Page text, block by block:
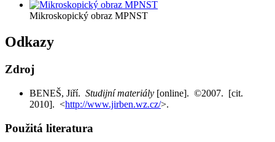
Mikroskopický obraz MPNST
Odkazy
Zdroj
BENEŠ, Jiří. Studijní materiály [online]. ©2007. [cit.
2010]. <http://www.jirben.wz.cz/>.
Použitá literatura